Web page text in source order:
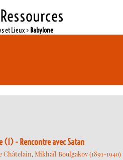
et Lieux > Babylone
(1) - Rencontre avec Satan
Châtelain,Mikhaïl Boulgakov (1891-1940)